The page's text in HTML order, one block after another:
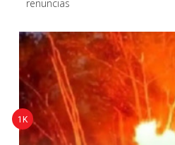
renuncias
1K